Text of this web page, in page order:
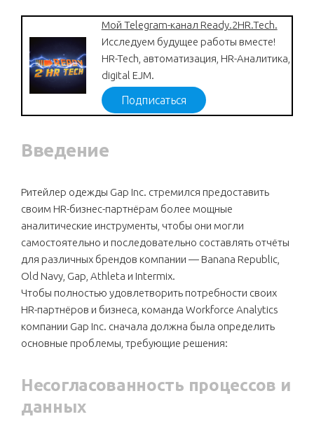
Мой Telegram-канал Ready.2HR.Tech.
Исследуем будущее работы вместе!
HR-Tech, автоматизация, HR-Аналитика,
digital EJM.
Подписаться
Введение
Ритейлер одежды Gap Inc. стремился предоставить
своим HR-бизнес-партнёрам более мощные
аналитические инструменты, чтобы они могли
самостоятельно и последовательно составлять отчёты
для различных брендов компании — Banana Republic,
Old Navy, Gap, Athleta и Intermix.
Чтобы полностью удовлетворить потребности своих
HR-партнёров и бизнеса, команда Workforce Analytics
компании Gap Inc. сначала должна была определить
основные проблемы, требующие решения:
Несогласованность процессов и
данных